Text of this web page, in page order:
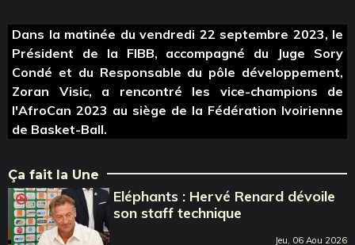
Dans la matinée du vendredi 22 septembre 2023, le
Président de la FIBB, accompagné du Juge Sory
Condé et du Responsable du pôle développement,
Zoran Visic, a rencontré les vice-champions de
l'AfroCan 2023 au siège de la Fédération Ivoirienne
de Basket-Ball.
Ça fait la Une
Eléphants : Hervé Renard dévoile
son staff technique
Jeu, 06 Aou 2026